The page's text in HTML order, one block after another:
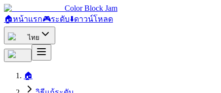
Color Block Jam
🏠หน้าแรก🎮ระดับ⬇️ดาวน์โหลด
ไทย
🏠